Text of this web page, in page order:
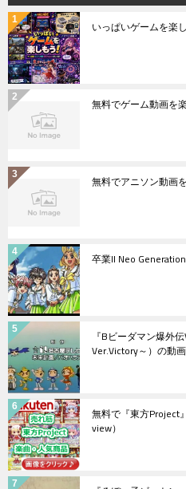
いっぱいゲームを楽
無料でゲーム動画を
無料でアニソン動画
卒業II Neo
『Bビーダマン爆外
Ver.Victory～）の動
無料で『東方Project
view）